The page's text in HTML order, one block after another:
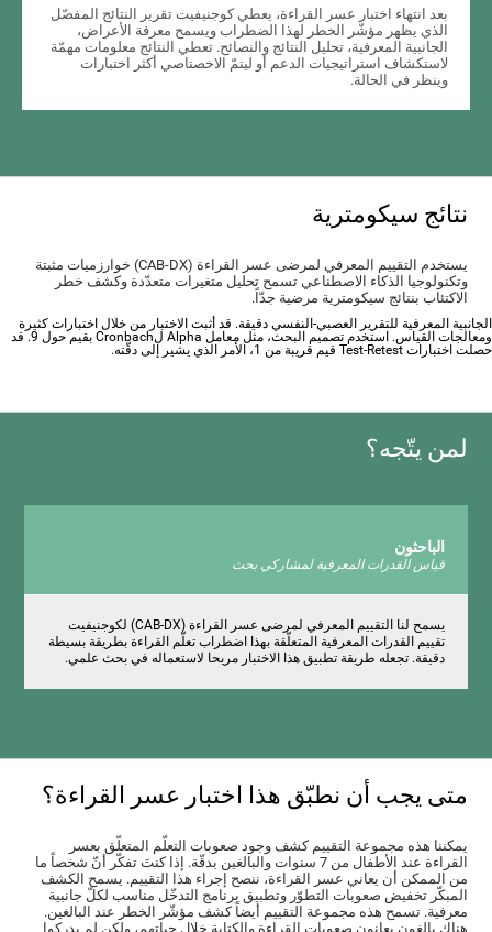
بعد انتهاء اختبار عسر القراءة، يعطي كوجنيفيت تقرير النتائج المفصّل
الذي يظهر مؤشّر الخطر لهذا الضطراب ويسمح معرفة الأعراض،
الجانبية المعرفية، تحليل النتائج والنصائح. تعطي النتائج معلومات مهمّة
لاستكشاف استراتيجيات الدعم أو ليتمّ الاخصتاصي أكثر اختبارات
وينظر في الحالة.
نتائج سيكومترية
يستخدم التقييم المعرفي لمرضى عسر القراءة (CAB-DX) خوارزميات مثبتة
وتكنولوجيا الذكاء الاصطناعي تسمح تحليل متغيرات متعدّدة وكشف خطر
الاكتئاب بنتائج سيكومترية مرضية جدّاً.
الجانبية المعرفية للتقرير العصبي-النفسي دقيقة. قد أثبت الاختبار من خلال اختبارات كثيرة
ومعالجات القياس. استخدم تصميم البحث، مثل معامل Alpha لCronbach بقيم حول 9. قد
حصلت اختبارات Test-Retest قيم قريبة من 1، الأمر الذي يشير إلى دقّته.
لمن يتّجه؟
الباحثون
قياس القدرات المعرفية لمشاركي بحث
يسمح لنا التقييم المعرفي لمرضى عسر القراءة (CAB-DX) لكوجنيفيت
تقييم القدرات المعرفية المتعلّقة بهذا اضطراب تعلّم القراءة بطريقة بسيطة
دقيقة. تجعله طريقة تطبيق هذا الاختبار مريحا لاستعماله في بحث علمي.
متى يجب أن نطبّق هذا اختبار عسر القراءة؟
يمكننا هذه مجموعة التقييم كشف وجود صعوبات التعلّم المتعلّق بعسر
القراءة عند الأطفال من 7 سنوات والبالغين بدقّة. إذا كنتَ تفكّر أنّ شخصاً ما
من الممكن أن يعاني عسر القراءة، ننصح إجراء هذا التقييم. يسمح الكشف
المبكّر تخفيض صعوبات التطوّر وتطبيق برنامج التدخّل مناسب لكلّ جانبية
معرفية. تسمح هذه مجموعة التقييم أيضاً كشف مؤشّر الخطر عند البالغين.
هناك بالغون يعانون صعوبات القراءة والكتابة خلال حياتهم، ولكن لم يدركوا